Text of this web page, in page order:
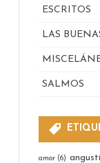
ESCRITOS
LAS
SALMOS
amor(6)